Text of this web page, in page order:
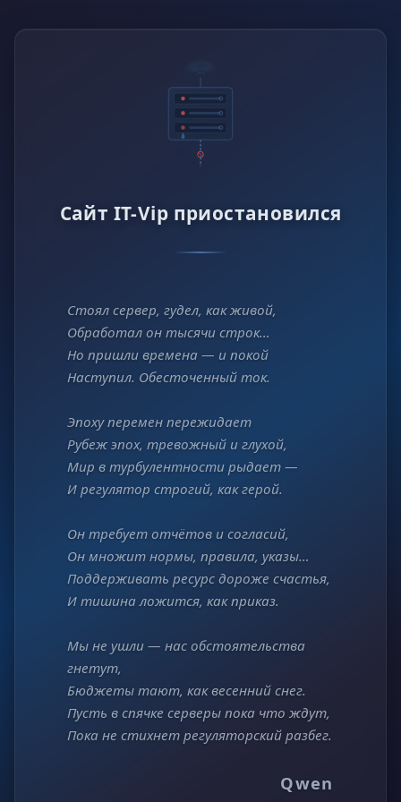
Сайт IT-Vip приостановился
Стоял сервер, гудел, как живой,
Обработал он тысячи строк…
Но пришли времена — и покой
Наступил. Обесточенный ток.
Эпоху перемен пережидает
Рубеж эпох, тревожный и глухой,
Мир в турбулентности рыдает —
И регулятор строгий, как герой.
Он требует отчётов и согласий,
Он множит нормы, правила, указы…
Поддерживать ресурс дороже счастья,
И тишина ложится, как приказ.
Мы не ушли — нас обстоятельства
гнетут,
Бюджеты тают, как весенний снег.
Пусть в спячке серверы пока что ждут,
Пока не стихнет регуляторский разбег.
Qwen